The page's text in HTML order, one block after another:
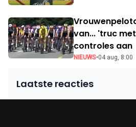
van... 'truc
controles aan
NIEUWS•04 aug, 8:00
Laatste reacties